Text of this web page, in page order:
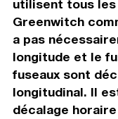
utilisent tous les
Greenwitch
a pas
longitude et le
fuseaux sont
longitudinal. Il
décalage